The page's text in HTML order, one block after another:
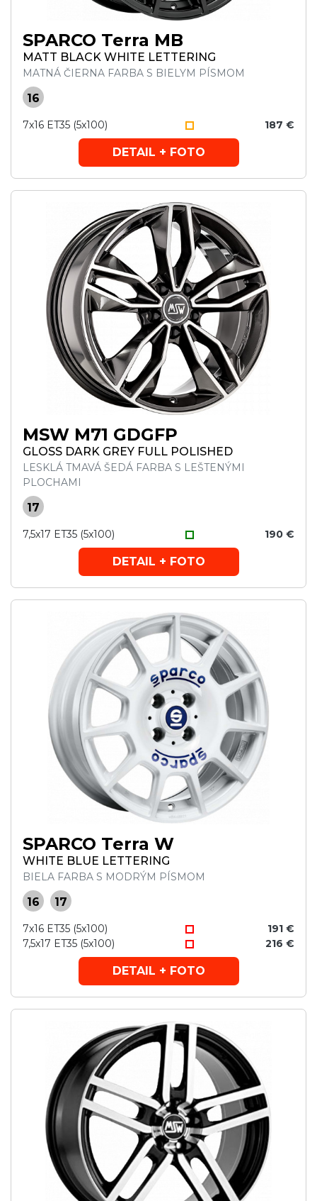
SPARCO Terra MB
MATT BLACK WHITE LETTERING
MATNÁ ČIERNA FARBA S BIELYM PÍSMOM
16
7x16 ET35 (5x100) 187 €
DETAIL + FOTO
MSW M71 GDGFP
GLOSS DARK GREY FULL POLISHED
LESKLÁ TMAVÁ ŠEDÁ FARBA S LEŠTENÝMI
PLOCHAMI
17
7,5x17 ET35 (5x100) 190 €
DETAIL + FOTO
SPARCO Terra W
WHITE BLUE LETTERING
BIELA FARBA S MODRÝM PÍSMOM
16 17
7x16 ET35 (5x100)
191 €
7,5x17 ET35 (5x100)
216 €
DETAIL + FOTO